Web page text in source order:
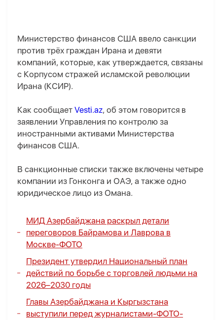
Министерство финансов США ввело санкции
против трёх граждан Ирана и девяти
компаний, которые, как утверждается, связаны
с Корпусом стражей исламской революции
Ирана (КСИР).
Как сообщает Vesti.az, об этом говорится в
заявлении Управления по контролю за
иностранными активами Министерства
финансов США.
В санкционные списки также включены четыре
компании из Гонконга и ОАЭ, а также одно
юридическое лицо из Омана.
МИД Азербайджана раскрыл детали
переговоров Байрамова и Лаврова в
Москве-ФОТО
Президент утвердил Национальный план
действий по борьбе с торговлей людьми на
2026–2030 годы
Главы Азербайджана и Кыргызстана
выступили перед журналистами-ФОТО-